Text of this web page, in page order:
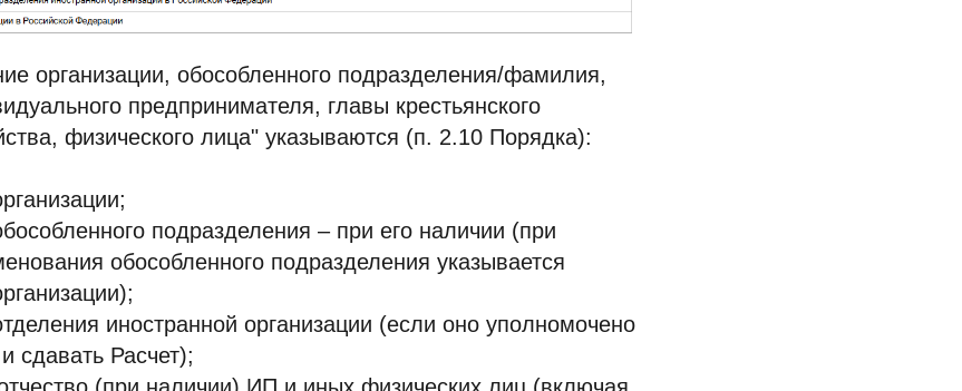
организации, обособленного подразделения/фамилия,
предпринимателя, главы крестьянского
физического лица" указываются (п. 2.10 Порядка):
подразделения – при его наличии (при
обособленного подразделения указывается
иностранной организации (если оно уполномочено
сдавать Расчет);